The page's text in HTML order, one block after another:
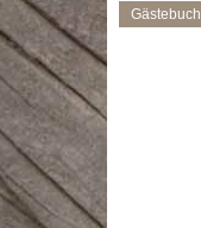
Gästebuch